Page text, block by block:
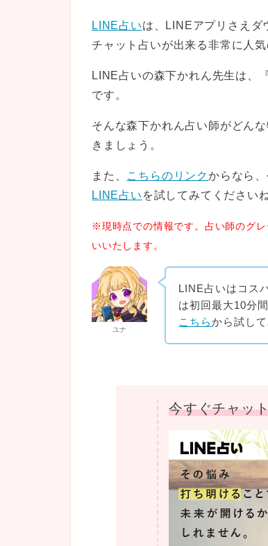
LINE占いは、LINEアプリさえダ
チャット占いが出来る非常に人気
LINE占いの森下かれん先生は、
です。
そんな森下かれん占い師がどん
きましょう。
また、 こちらのリンクからなら
LINE占い を試してみてくださいね
※現時点での情報です。占い師のグ
いいたします。
ユナ
LINE占いはコス
は初回最大10分
こちらから試し
今すぐチャッ